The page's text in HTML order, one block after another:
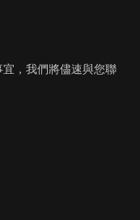
，我們將儘速與您聯